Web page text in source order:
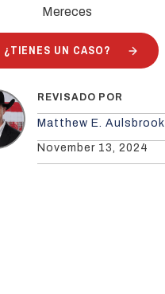
Mereces
¿TIENES UN CASO?
REVISADO POR
Matthew E. Aulsbrook
November 13, 2024